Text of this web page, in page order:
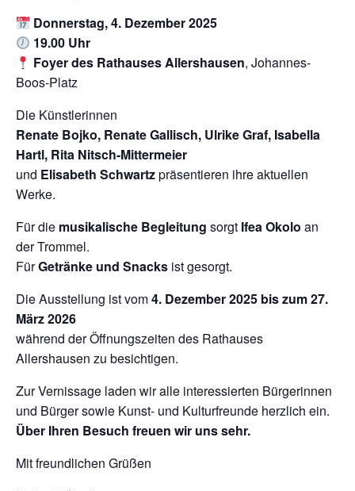
Donnerstag, 4. Dezember 2025
19.00 Uhr
Foyer des Rathauses Allershausen, Johannes-
Boos-Platz
Die Künstlerinnen
Renate Bojko, Renate Gallisch, Ulrike Graf, Isabella
Hartl, Rita Nitsch-Mittermeier
und Elisabeth Schwartzpräsentieren ihre aktuellen
Werke.
Für die musikalische Begleitung sorgt Ifea Okolo an
der Trommel.
FürGetränke und Snacks ist gesorgt.
Die Ausstellung ist vom4. Dezember 2025 bis zum 27.
März 2026
während der Öffnungszeiten des Rathauses
Allershausen zu besichtigen.
Zur Vernissage laden wir alle interessierten Bürgerinnen
und Bürger sowie Kunst- und Kulturfreunde herzlich ein.
Über Ihren Besuch freuen wir uns sehr.
Mit freundlichen Grüßen